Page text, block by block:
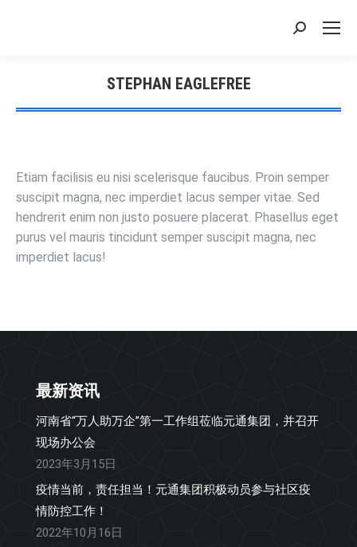
搜
STEPHAN EAGLEFREE
您在这里：
Etiam facilisis eu nisi scelerisque faucibus. Proin semper
suscipit magna, nec imperdiet lacus semper vitae. Sed
hendrerit enim non justo posuere placerat. Phasellus eget
purus vel mauris tincidunt semper suscipit magna, nec
imperdiet lacus!
最新资讯
河南省“万人助万企”第一工作组莅临元通集团，并召开
现场办公会
2023年3月15日
疫情当前，责任担当！元通集团积极动员参与社区疫
情防控工作！
2022年10月16日